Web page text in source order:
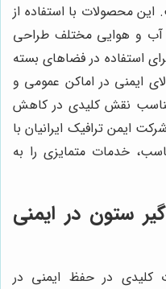
این محصولات با استفاده از
آب و هوایی مختلف طراحی
استفاده در فضاهای بسته
ایمنی در اماکن عمومی و
نقش کلیدی در کاهش
ایمن ترافیک ایرانیان با
خدمات متمایزی را به
ستون در ایمنی
کلیدی در حفظ ایمنی در